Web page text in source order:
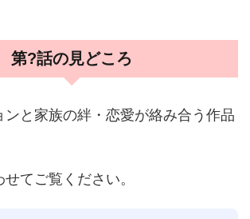
第?話の見どころ
ンと家族の絆・恋愛が絡み合う作品
てご覧ください。